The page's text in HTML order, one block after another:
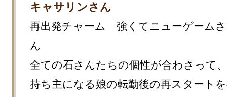
キャサリンさん
再出発チャーム　強くてニューゲームさ
ん
全ての石さんたちの個性が合わさって、
持ち主になる娘の転勤後の再スタート